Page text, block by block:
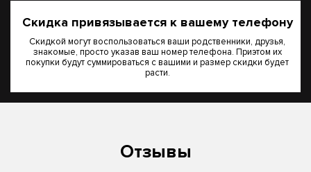
Скидка привязывается к вашему телефону
Скидкой могут воспользоваться ваши родственники, друзья,
знакомые, просто указав ваш номер телефона. Приэтом их
покупки будут суммироваться с вашими и размер скидки будет
расти.
Отзывы